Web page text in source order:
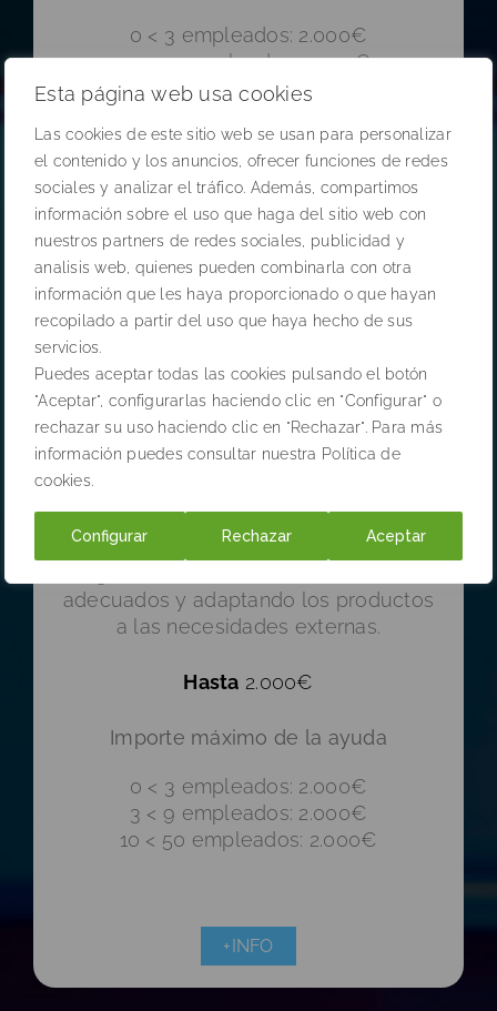
Esta página web usa cookies
Las cookies de este sitio web se usan para personalizar
el contenido y los anuncios, ofrecer funciones de redes
sociales y analizar el tráfico. Además, compartimos
información sobre el uso que haga del sitio web con
nuestros partners de redes sociales, publicidad y
analisis web, quienes pueden combinarla con otra
información que les haya proporcionado o que hayan
recopilado a partir del uso que haya hecho de sus
servicios.
Puedes aceptar todas las cookies pulsando el botón
"Aceptar", configurarlas haciendo clic en "Configurar" o
rechazar su uso haciendo clic en "Rechazar". Para más
información puedes consultar nuestra Política de
cookies.
Configurar Rechazar Aceptar
0 < 3 empleados: 2.000€
3 < 10 empleados: 2.000€
10 < 50 empleados: 2.000€
100 < 250 empleados: 5.000€
+INFO
MARKETPLACE
Incrementar nivel de ventas,
optimizando los recursos existentes,
adecuados y adaptando los productos
a las necesidades externas.
Hasta 2.000€
Importe máximo de la ayuda
0 < 3 empleados: 2.000€
3 < 9 empleados: 2.000€
10 < 50 empleados: 2.000€
+INFO